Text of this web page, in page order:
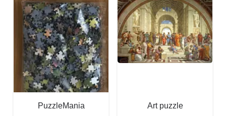
PuzzleMania
Art puzzle